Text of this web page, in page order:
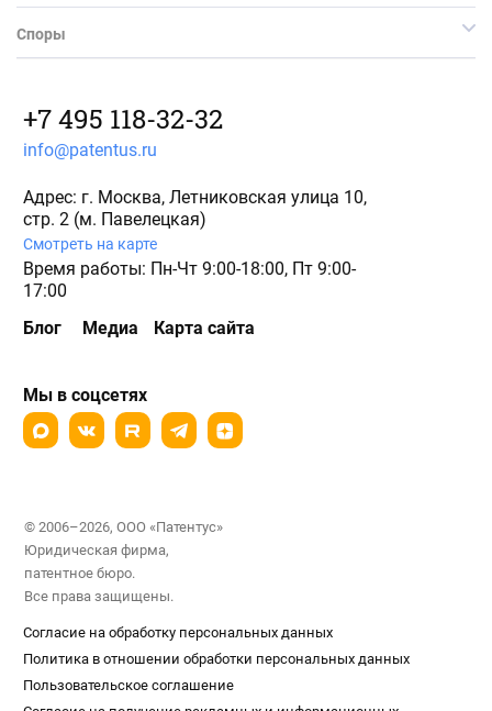
Споры
+7 495 118-32-32
info@patentus.ru
Адрес: г. Москва, Летниковская улица 10,
стр. 2 (м. Павелецкая)
Смотреть на карте
Время работы: Пн-Чт 9:00-18:00, Пт 9:00-
17:00
Блог
Медиа Карта сайта
Мы в соцсетях
© 2006–2026, ООО «Патентус»
Юридическая фирма,
патентное бюро.
Все права защищены.
Согласие на обработку персональных данных
Политика в отношении обработки персональных данных
Пользовательское соглашение